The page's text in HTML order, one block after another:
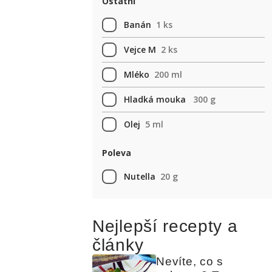
Banán 1 ks
Vejce M 2 ks
Mléko 200 ml
Hladká mouka 300 g
Olej 5 ml
Poleva
Nutella 20 g
Nejlepší recepty a
články
Nevíte, co s